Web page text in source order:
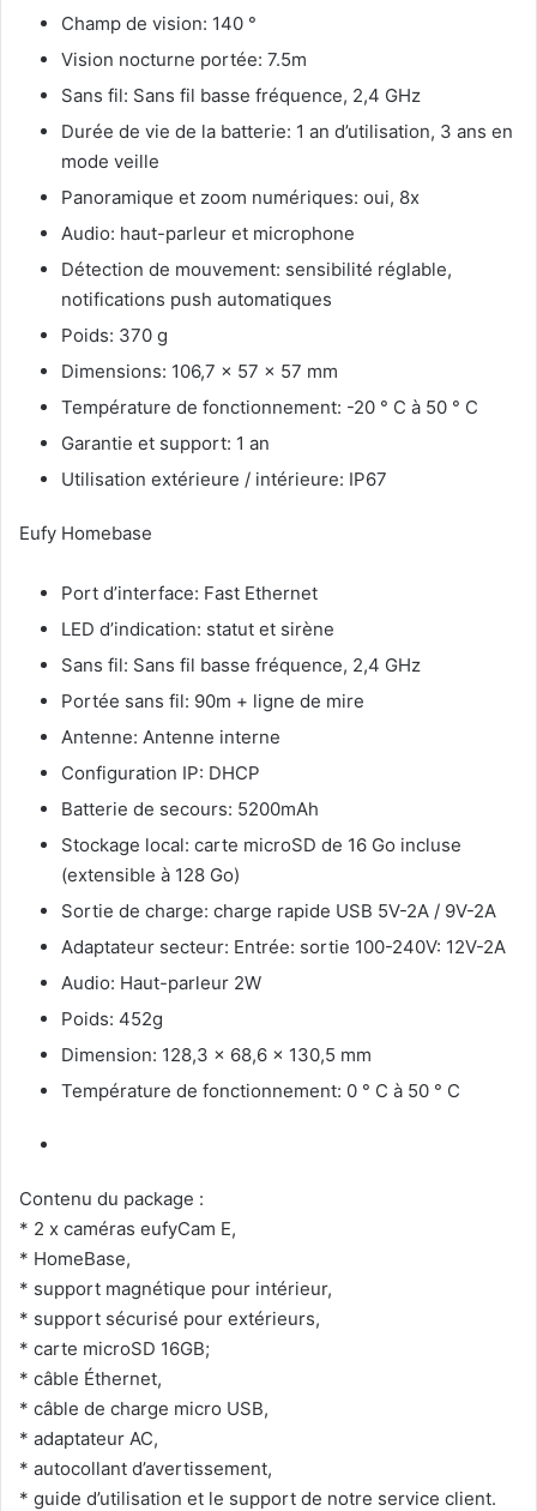
Champ de vision: 140 °
Vision nocturne portée: 7.5m
Sans fil: Sans fil basse fréquence, 2,4 GHz
Durée de vie de la batterie: 1 an d’utilisation, 3 ans en
mode veille
Panoramique et zoom numériques: oui, 8x
Audio: haut-parleur et microphone
Détection de mouvement: sensibilité réglable,
notifications push automatiques
Poids: 370 g
Dimensions: 106,7 x 57 x 57 mm
Température de fonctionnement: -20 ° C à 50 ° C
Garantie et support: 1 an
Utilisation extérieure / intérieure: IP67
Eufy Homebase
Port d’interface: Fast Ethernet
LED d’indication: statut et sirène
Sans fil: Sans fil basse fréquence, 2,4 GHz
Portée sans fil: 90m + ligne de mire
Antenne: Antenne interne
Configuration IP: DHCP
Batterie de secours: 5200mAh
Stockage local: carte microSD de 16 Go incluse
(extensible à 128 Go)
Sortie de charge: charge rapide USB 5V-2A / 9V-2A
Adaptateur secteur: Entrée: sortie 100-240V: 12V-2A
Audio: Haut-parleur 2W
Poids: 452g
Dimension: 128,3 x 68,6 x 130,5 mm
Température de fonctionnement: 0 ° C à 50 ° C
Contenu du package :
* 2 x caméras eufyCam E,
* HomeBase,
* support magnétique pour intérieur,
* support sécurisé pour extérieurs,
* carte microSD 16GB;
* câble Éthernet,
* câble de charge micro USB,
* adaptateur AC,
* autocollant d’avertissement,
* guide d’utilisation et le support de notre service client.